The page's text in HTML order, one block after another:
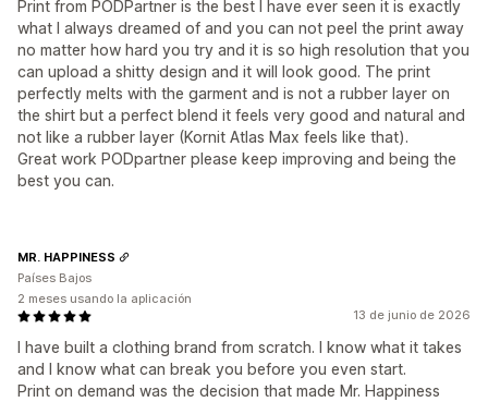
Print from PODPartner is the best I have ever seen it is exactly
what I always dreamed of and you can not peel the print away
no matter how hard you try and it is so high resolution that you
can upload a shitty design and it will look good. The print
perfectly melts with the garment and is not a rubber layer on
the shirt but a perfect blend it feels very good and natural and
not like a rubber layer (Kornit Atlas Max feels like that).
Great work PODpartner please keep improving and being the
best you can.
13 de junio de 2026
I have built a clothing brand from scratch. I know what it takes
and I know what can break you before you even start.
Print on demand was the decision that made Mr. Happiness
MR. HAPPINESS
Países Bajos
2 meses usando la aplicación